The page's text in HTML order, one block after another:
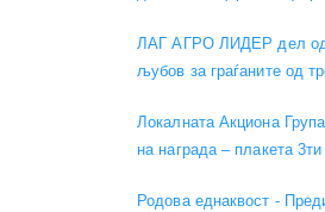
ЛАГ АГРО ЛИДЕР дел од
љубов за граѓаните од
Локалната Акциона
на награда – плакета
Родова еднаквост -